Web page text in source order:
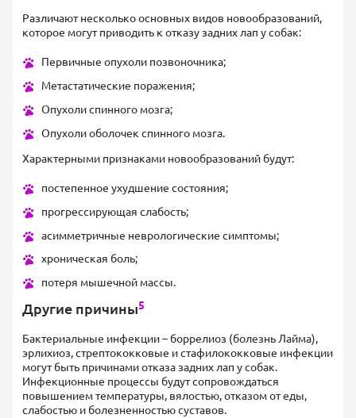
Различают несколько основных видов новообразований,
которое могут приводить к отказу задних лап у собак:
Первичные опухоли позвоночника;
Метастатические поражения;
Опухоли спинного мозга;
Опухоли оболочек спинного мозга.
Характерными признаками новообразований будут:
постепенное ухудшение состояния;
прогрессирующая слабость;
асимметричные неврологические симптомы;
хроническая боль;
потеря мышечной массы.
Другие причины5
Бактериальные инфекции – боррелиоз (болезнь Лайма),
эрлихиоз, стрептококковые и стафилококковые инфекции
могут быть причинами отказа задних лап у собак.
Инфекционные процессы будут сопровождаться
повышением температуры, вялостью, отказом от еды,
слабостью и болезненностью суставов.